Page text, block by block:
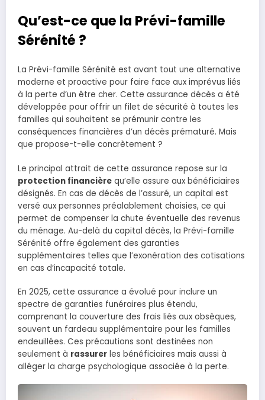
Qu’est-ce que la Prévi-famille
Sérénité ?
La Prévi-famille Sérénité est avant tout une alternative
moderne et proactive pour faire face aux imprévus liés
à la perte d’un être cher. Cette assurance décès a été
développée pour offrir un filet de sécurité à toutes les
familles qui souhaitent se prémunir contre les
conséquences financières d’un décès prématuré. Mais
que propose-t-elle concrètement ?
Le principal attrait de cette assurance repose sur la
protection financière qu’elle assure aux bénéficiaires
désignés. En cas de décès de l’assuré, un capital est
versé aux personnes préalablement choisies, ce qui
permet de compenser la chute éventuelle des revenus
du ménage. Au-delà du capital décès, la Prévi-famille
Sérénité offre également des garanties
supplémentaires telles que l’exonération des cotisations
en cas d’incapacité totale.
En 2025, cette assurance a évolué pour inclure un
spectre de garanties funéraires plus étendu,
comprenant la couverture des frais liés aux obsèques,
souvent un fardeau supplémentaire pour les familles
endeuillées. Ces précautions sont destinées non
seulement à rassurer les bénéficiaires mais aussi à
alléger la charge psychologique associée à la perte.